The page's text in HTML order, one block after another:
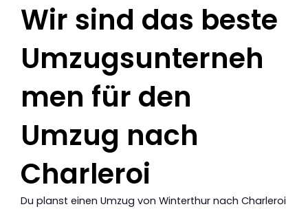
Wir sind das beste
Umzugsunterneh
men für den
Umzug nach
Charleroi
Du planst einen Umzug von Winterthur nach Charleroi